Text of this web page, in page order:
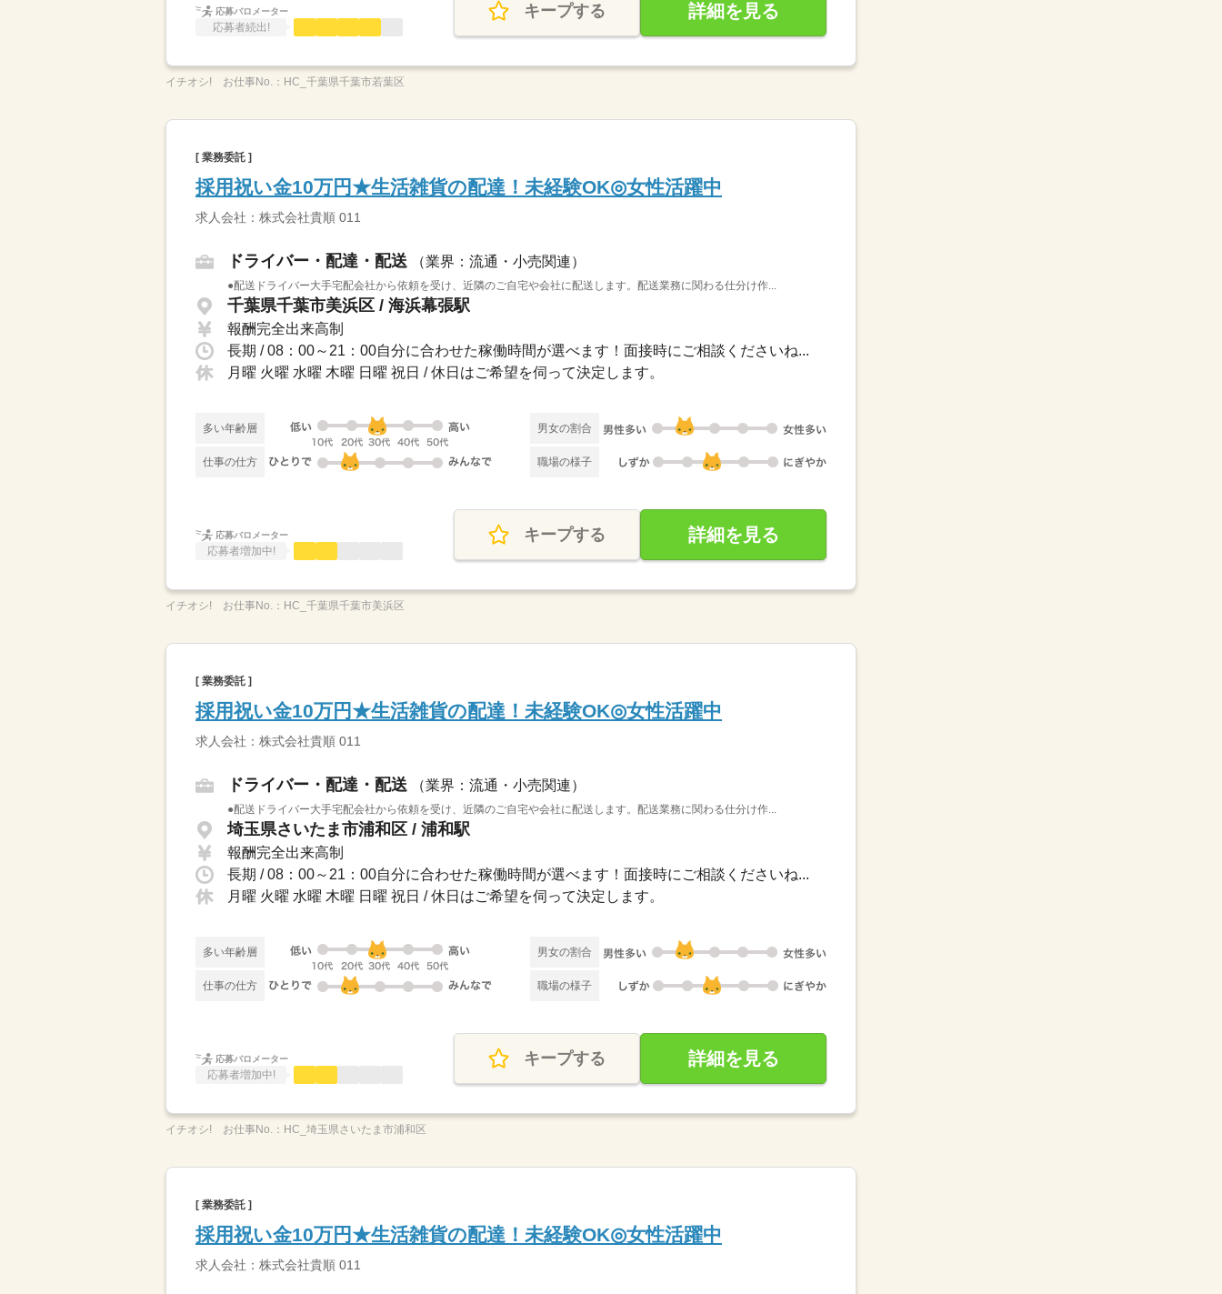
応募バロメーター
応募者続出!
キープする 詳細を見る
イチオシ! お仕事No.： HC_千葉県千葉市若葉区
[ 業務委託 ]
採用祝い金10万円★生活雑貨の配達！未経験OK◎女性活躍中
求人会社：株式会社貴順 011
ドライバー・配達・配送 （業界：流通・小売関連）
●配送ドライバー大手宅配会社から依頼を受け、近隣のご自宅や会社に配送します。配送業務に関わる仕分け作...
千葉県千葉市美浜区 / 海浜幕張駅
報酬完全出来高制
長期 / 08：00～21：00自分に合わせた稼働時間が選べます！面接時にご相談くださいね...
月曜 火曜 水曜 木曜 日曜 祝日 / 休日はご希望を伺って決定します。
多い年齢層 男女の割合
仕事の仕方 職場の様子
応募バロメーター
応募者増加中!
キープする 詳細を見る
イチオシ! お仕事No.： HC_千葉県千葉市美浜区
[ 業務委託 ]
採用祝い金10万円★生活雑貨の配達！未経験OK◎女性活躍中
求人会社：株式会社貴順 011
ドライバー・配達・配送 （業界：流通・小売関連）
●配送ドライバー大手宅配会社から依頼を受け、近隣のご自宅や会社に配送します。配送業務に関わる仕分け作...
埼玉県さいたま市浦和区 / 浦和駅
報酬完全出来高制
長期 / 08：00～21：00自分に合わせた稼働時間が選べます！面接時にご相談くださいね...
月曜 火曜 水曜 木曜 日曜 祝日 / 休日はご希望を伺って決定します。
多い年齢層 男女の割合
仕事の仕方 職場の様子
応募バロメーター
応募者増加中!
キープする 詳細を見る
イチオシ! お仕事No.： HC_埼玉県さいたま市浦和区
[ 業務委託 ]
採用祝い金10万円★生活雑貨の配達！未経験OK◎女性活躍中
求人会社：株式会社貴順 011